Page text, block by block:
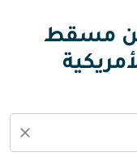
من مسقط
close